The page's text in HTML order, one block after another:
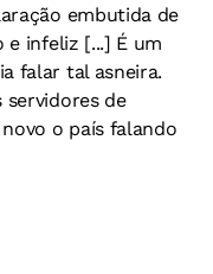
embutida de
infeliz [...] É um
falar tal asneira.
servidores de
o país falando